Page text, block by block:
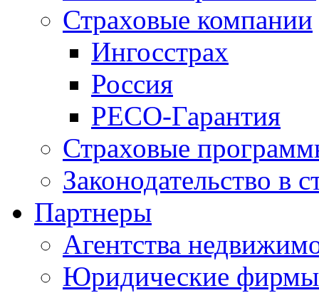
Страховые компании
Ингосстрах
Россия
РЕСО-Гарантия
Страховые
Законодательство в
Партнеры
Агентства
Юридические фирмы